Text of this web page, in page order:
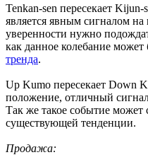
Tenkan-sen пересекает
является явным сигналом
уверенности нужно
как данное колебание
тренда.
Up Kumo пересекает Down
положение, отличный
Так же такое событие
существующей тенденции.
Продажа: